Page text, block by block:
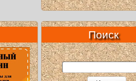
Поиск